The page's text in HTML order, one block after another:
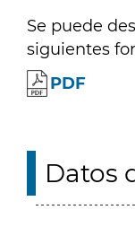
Se puede
siguientes
PDF
Datos